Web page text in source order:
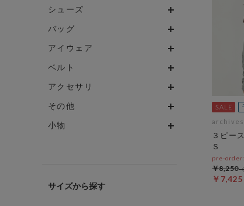
シューズ
バッグ
アイウェア
ベルト
アクセサリ
その他
小物
サイズ
archives
３ピー
Ｓ
pre-
￥7,425
￥8,250